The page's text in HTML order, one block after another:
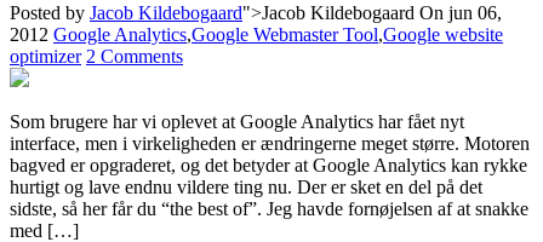
Posted by Jacob Kildebogaard">Jacob Kildebogaard On jun 06,
2012 Google Analytics,Google Webmaster Tool,Google website
optimizer 2 Comments
Som brugere har vi oplevet at Google Analytics har fået nyt
interface, men i virkeligheden er ændringerne meget større. Motoren
bagved er opgraderet, og det betyder at Google Analytics kan rykke
hurtigt og lave endnu vildere ting nu. Der er sket en del på det
sidste, så her får du “the best of”. Jeg havde fornøjelsen af at snakke
med […]